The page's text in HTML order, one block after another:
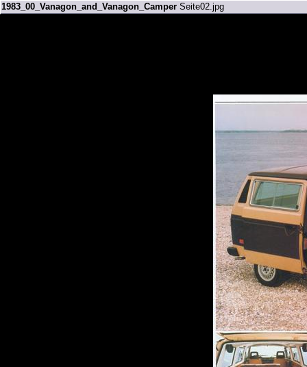
1983_00_Vanagon_and_Vanagon_CamperSeite02.jpg